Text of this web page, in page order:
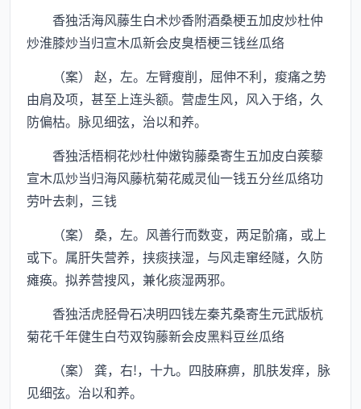
香独活海风藤生白术炒香附酒桑梗五加皮炒杜仲
炒淮膝炒当归宣木瓜新会皮臭梧梗三钱丝瓜络
（案） 赵，左。左臂瘦削，屈伸不利，痠痛之势
由肩及项，甚至上连头额。营虚生风，风入于络，久
防偏枯。脉见细弦，治以和养。
香独活梧桐花炒杜仲嫩钩藤桑寄生五加皮白蒺藜
宣木瓜炒当归海风藤杭菊花威灵仙一钱五分丝瓜络功
劳叶去刺，三钱
（案） 桑，左。风善行而数变，两足骱痛，或上
或下。属肝失营养，挟痰挟湿，与风走窜经隧，久防
瘫痪。拟养营搜风，兼化痰湿两邪。
香独活虎胫骨石决明四钱左秦艽桑寄生元武版杭
菊花千年健生白芍双钩藤新会皮黑料豆丝瓜络
（案） 龚，右!，十九。四肢麻痹，肌肤发痒，脉
见细弦。治以和养。